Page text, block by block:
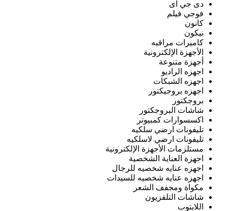
دى جي اى
فوجي فيلم
كانون
نيكون
كاميرات مراقبه
الأجهزة الإلكترونية
أجهزة متنوعة
اجهزه الراديو
اجهزه الشبكات
اجهزه بروجيكتور
بروجكتور
شاشات البروجكتور
اكسسوارات كمبيوتر
تليفونات ارضي سلكيه
تليفونات ارضي لاسلكيه
مستلزمات الأجهزة الإلكترونية
اجهزة العناية الشخصية
اجهزه عنايه شخصيه للرجال
اجهزه عنايه شخصيه للسيدات
مكواة ومجفف الشعر
شاشات التلفزيون
اللابتوب